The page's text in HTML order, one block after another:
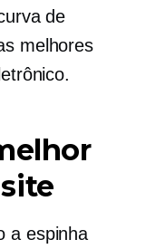
de
melhores
a espinha